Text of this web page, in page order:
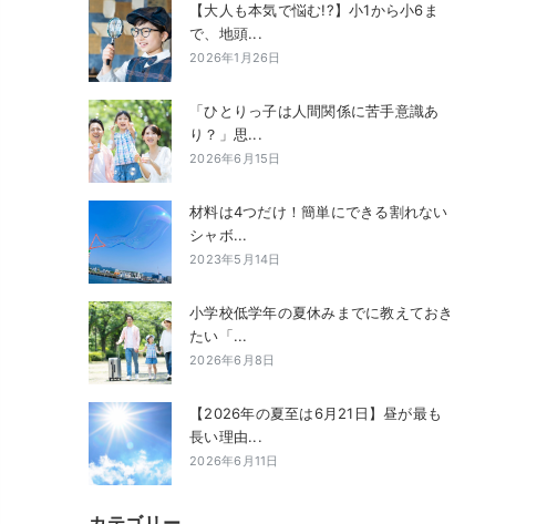
【大人も本気で悩む!?】小1から小6ま
で、地頭...
2026年1月26日
「ひとりっ子は人間関係に苦手意識あ
り？」思...
2026年6月15日
材料は4つだけ！簡単にできる割れない
シャボ...
2023年5月14日
小学校低学年の夏休みまでに教えておき
たい「...
2026年6月8日
【2026年の夏至は6月21日】昼が最も
長い理由...
2026年6月11日